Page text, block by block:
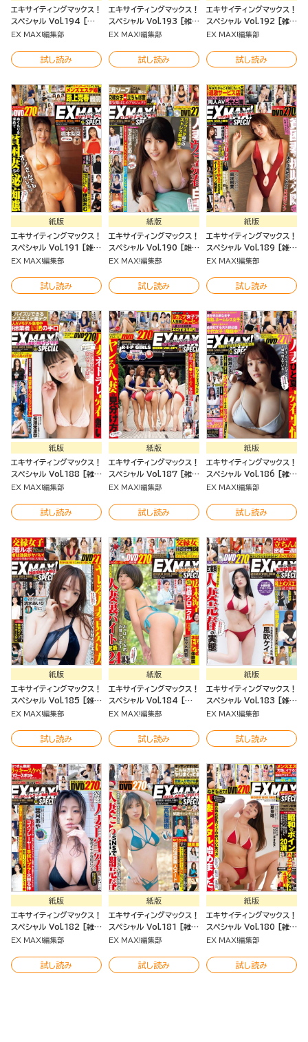
エキサイティングマックス！
スペシャル Vol.194 [雑
誌]
EX MAX!編集部
試し読み
エキサイティングマックス！
スペシャル Vol.193 [雑
誌]
EX MAX!編集部
試し読み
エキサイティングマックス！
スペシャル Vol.192 [雑
誌]
EX MAX!編集部
試し読み
紙版
エキサイティングマックス！
スペシャル Vol.191 [雑
誌]
EX MAX!編集部
試し読み
紙版
エキサイティングマックス！
スペシャル Vol.190 [雑
誌]
EX MAX!編集部
試し読み
紙版
エキサイティングマックス！
スペシャル Vol.189 [雑
誌]
EX MAX!編集部
試し読み
紙版
エキサイティングマックス！
スペシャル Vol.188 [雑
誌]
EX MAX!編集部
試し読み
紙版
エキサイティングマックス！
スペシャル Vol.187 [雑
誌]
EX MAX!編集部
試し読み
紙版
エキサイティングマックス！
スペシャル Vol.186 [雑
誌]
EX MAX!編集部
試し読み
紙版
エキサイティングマックス！
スペシャル Vol.185 [雑
誌]
EX MAX!編集部
試し読み
紙版
エキサイティングマックス！
スペシャル Vol.184 [雑
誌]
EX MAX!編集部
試し読み
紙版
エキサイティングマックス！
スペシャル Vol.183 [雑
誌]
EX MAX!編集部
試し読み
紙版
エキサイティングマックス！
スペシャル Vol.182 [雑
誌]
EX MAX!編集部
試し読み
紙版
エキサイティングマックス！
スペシャル Vol.181 [雑
誌]
EX MAX!編集部
試し読み
紙版
エキサイティングマックス！
スペシャル Vol.180 [雑
誌]
EX MAX!編集部
試し読み